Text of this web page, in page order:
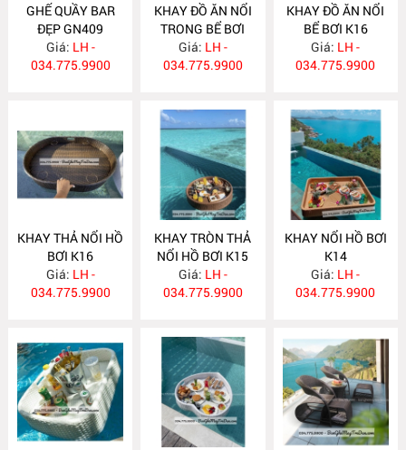
GHẾ QUẦY BAR
ĐẸP GN409
Giá: LH -
034.775.9900
KHAY ĐỒ ĂN NỔI
TRONG BỂ BƠI
K17
Giá: LH -
034.775.9900
KHAY ĐỒ ĂN NỔI
BỂ BƠI K16
Giá: LH -
034.775.9900
KHAY THẢ NỔI HỒ
BƠI K16
Giá: LH -
034.775.9900
KHAY TRÒN THẢ
NỔI HỒ BƠI K15
Giá: LH -
034.775.9900
KHAY NỔI HỒ BƠI
K14
Giá: LH -
034.775.9900